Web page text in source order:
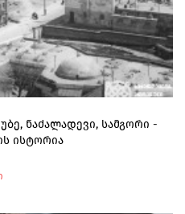
ნაძალადევი, სამგორი -
ისტორია